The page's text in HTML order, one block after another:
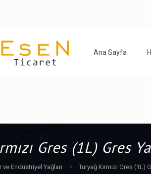
Ana Sayfa
Gres (1L) Gres
ve Endüstriyel Yağları Turyağ Kırmızı Gres (1L)